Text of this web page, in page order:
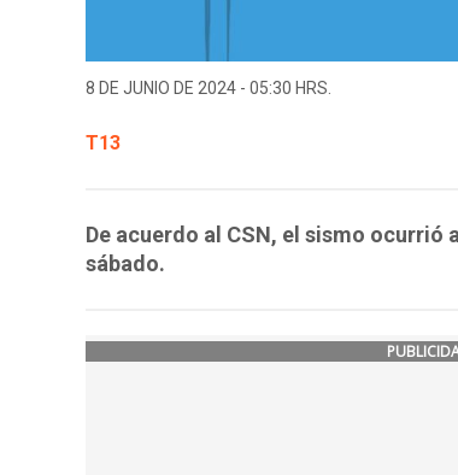
8 DE JUNIO DE 2024 - 05:30 HRS.
T13
De acuerdo al CSN, el sismo ocurrió
sábado.